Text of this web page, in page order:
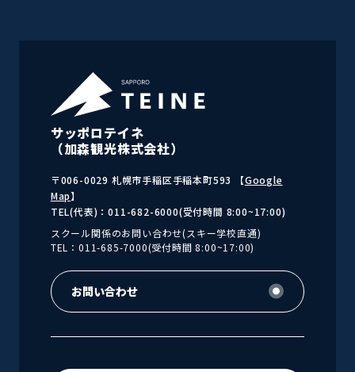
サッポロテイネ
（加森観光株式会社）
〒006-0029 札幌市手稲区手稲本町593 【Google
Map】
TEL(代表)：011-682-6000(受付時間 8:00~17:00)
スクール関係のお問い合わせ(スキー学校直通)
TEL：011-685-7000(受付時間 8:00~17:00)
お問い合わせ